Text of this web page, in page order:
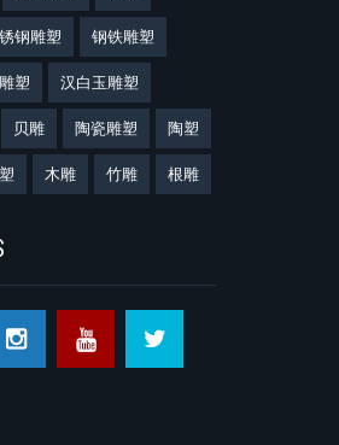
钢雕塑 钢铁雕塑
塑 汉白玉雕塑
贝雕 陶瓷雕塑 陶塑
木雕 竹雕 根雕